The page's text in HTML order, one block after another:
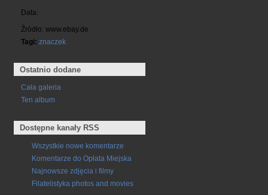
Data:
Źródło: www.ebay.de
Tagi: znaczek
Ostatnio dodane
Cała galeria
Ten album
Dostępne kanały RSS
Wszystkie nowe komentarze
Komentarze do Opłata Miejska
Najnowsze zdjęcia i filmy
Filatelistyka photos and movies